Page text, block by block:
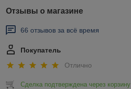
Отзывы о магазине
66 отзывов за всё время
Покупатель
Отлично
Сделка подтверждена через корзину